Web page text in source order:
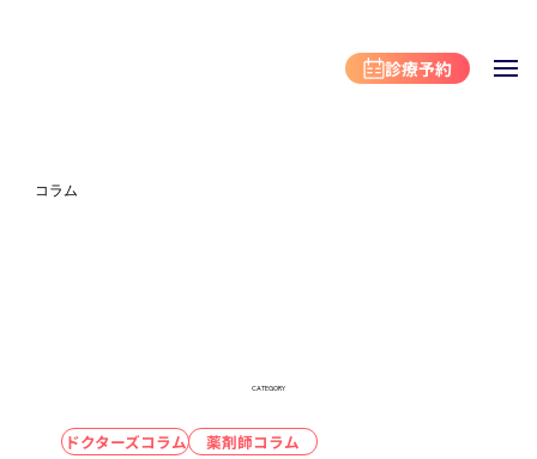
診療予約
コラム
CATEGORY
ドクターズコラム 薬剤師コラム